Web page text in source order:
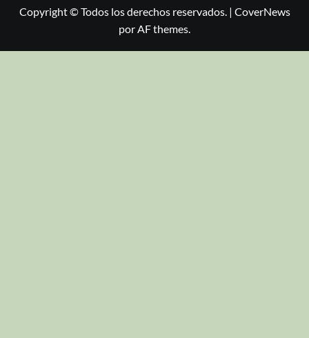
Copyright © Todos los derechos reservados. | CoverNews
por AF themes.